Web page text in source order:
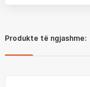
Produkte të ngjashme: